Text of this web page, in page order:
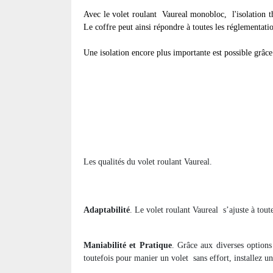
Avec le volet roulant Vaureal monobloc, l'isolation
Le coffre peut ainsi répondre à toutes les
Une isolation encore plus importante est possible
Les qualités du volet roulant Vaureal.
Adaptabilité. Le volet roulant Vaureal s’ajuste à
Maniabilité et Pratique. Grâce aux diverses
toutefois pour manier un volet sans effort, installez